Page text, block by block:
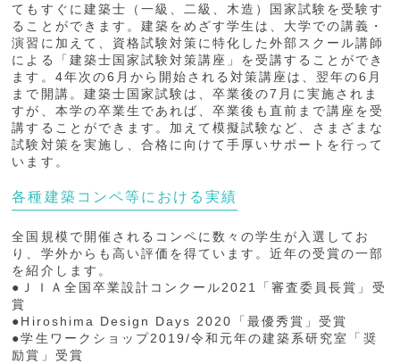
てもすぐに建築士（一級、二級、木造）国家試験を受験す
ることができます。建築をめざす学生は、大学での講義・
演習に加えて、資格試験対策に特化した外部スクール講師
による「建築士国家試験対策講座」を受講することができ
ます。4年次の6月から開始される対策講座は、翌年の6月
まで開講。建築士国家試験は、卒業後の7月に実施されま
すが、本学の卒業生であれば、卒業後も直前まで講座を受
講することができます。加えて模擬試験など、さまざまな
試験対策を実施し、合格に向けて手厚いサポートを行って
います。
各種建築コンペ等における実績
全国規模で開催されるコンペに数々の学生が入選してお
り、学外からも高い評価を得ています。近年の受賞の一部
を紹介します。
●ＪＩＡ全国卒業設計コンクール2021「審査委員長賞」受
賞
●Hiroshima Design Days 2020「最優秀賞」受賞
●学生ワークショップ2019/令和元年の建築系研究室「奨
励賞」受賞